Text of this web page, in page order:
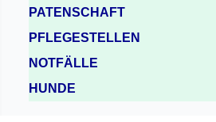
PATENSCHAFT
PFLEGESTELLEN
NOTFÄLLE
HUNDE